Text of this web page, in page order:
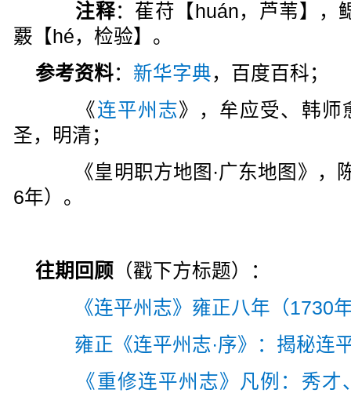
注释：萑苻【huán，芦苇】，
覈【hé，检验】。
参考资料： 新华字典，百度百科；
《连平州志》，牟应受、韩师
圣，明清；
《皇明职方地图·广东地图》，
6年）。
往期回顾 （戳下方标题）：
《连平州志》雍正八年（1730
雍正《连平州志·序》：揭秘连
《重修连平州志》凡例：秀